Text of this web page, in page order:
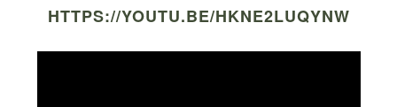
HTTPS://YOUTU.BE/HKNE2LUQYNW